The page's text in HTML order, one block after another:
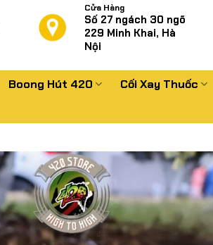
Cửa Hàng
Số 27 ngách 30 ngõ
229 Minh Khai, Hà
Nội
Boong Hút 420 Cối Xay Thuốc